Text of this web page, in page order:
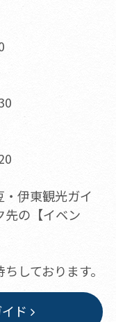
伊東観光ガイ
先の【イベン
しております。
ド